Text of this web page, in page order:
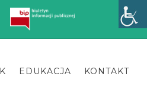
EDUKACJA KONTAKT